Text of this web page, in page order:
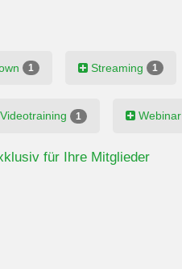
1 Streaming 1
Videotraining 1 Webinar
für Ihre Mitglieder